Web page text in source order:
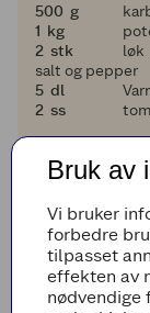
500
500 g
11 kg
2
2 stk
løk
salt og pepper
5
5 dl
2
2 ss
Brun
Bruk av
Vi bruker
forbedre
tilpasset
effekten av
nødvendige